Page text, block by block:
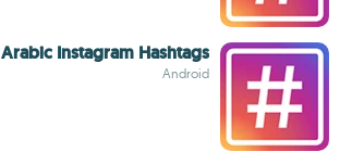
Arabic Instagram Hashtags
Android